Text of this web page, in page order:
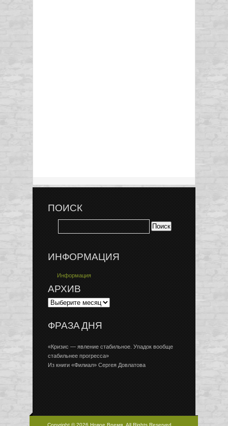
ПОИСК
ИНФОРМАЦИЯ
Информация
АРХИВ
ФРАЗА ДНЯ
«Кризис — явление стабильное. Упадок вообще
стабильнее прогресса»
Из книги «Филиал» Сергея Довлатова
Copyright © 2026 Новое Время, All Rights Reserved.